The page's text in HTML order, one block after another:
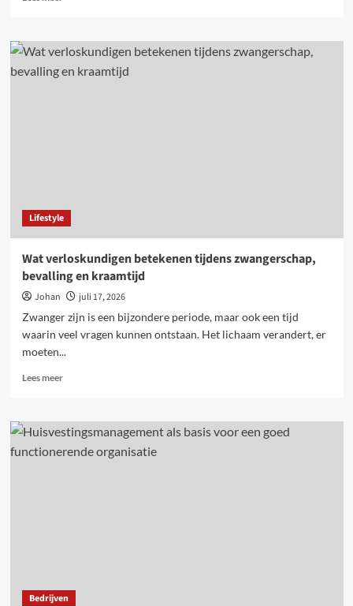
Behang
en
verf
Lifestyle
Wat verloskundigen betekenen tijdens zwangerschap,
bevalling en kraamtijd
Johan
juli 17, 2026
Zwanger zijn is een bijzondere periode, maar ook een tijd
waarin veel vragen kunnen ontstaan. Het lichaam verandert, er
moeten...
Lees meerLees
Wat
verloskundigen
betekenen
Bedrijven